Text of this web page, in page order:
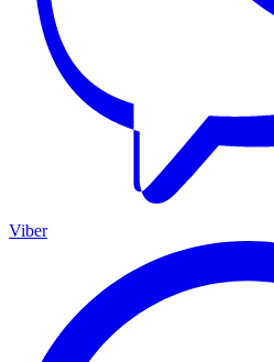
Viber